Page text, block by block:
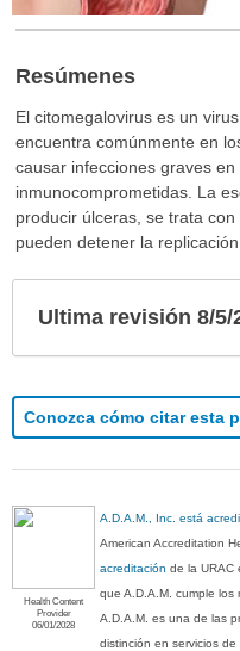
Resúmenes
El citomegalovirus es un
encuentra comúnmente en
causar infecciones graves
inmunocomprometidas. La
producir úlceras, se trata
pueden detener la
Ultima revisión 8/5/
Conozca cómo citar esta
Health Content
Provider
06/01/2028
A.D.A.M., Inc. está
American Accreditation
acreditación de la URAC
que A.D.A.M. cumple los
A.D.A.M. es una de las
distinción en servicios